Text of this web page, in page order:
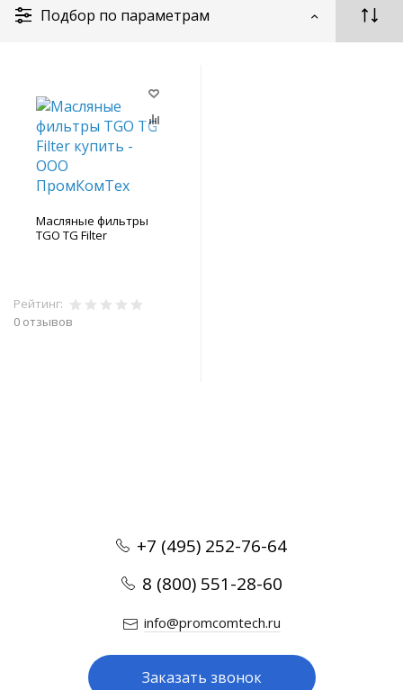
Подбор по параметрам
Масляные фильтры
TGO TG Filter
Рейтинг:
0 отзывов
+7 (495) 252-76-64
8 (800) 551-28-60
info@promcomtech.ru
Заказать звонок